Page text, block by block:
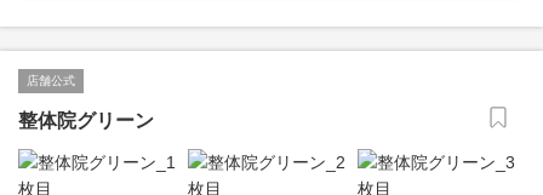
店舗公式
整体院グリーン